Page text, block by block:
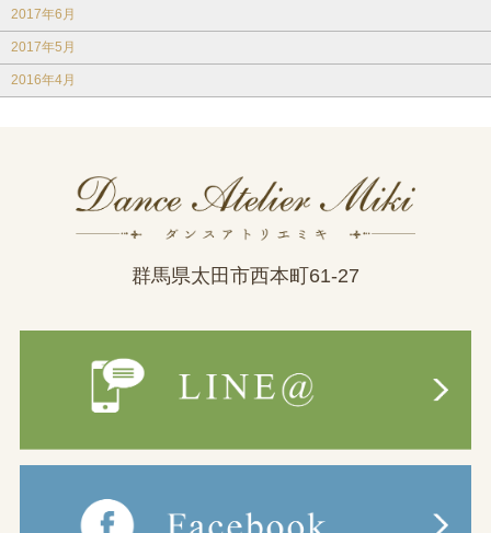
2017年6月
2017年5月
2016年4月
群馬県太田市西本町61-27